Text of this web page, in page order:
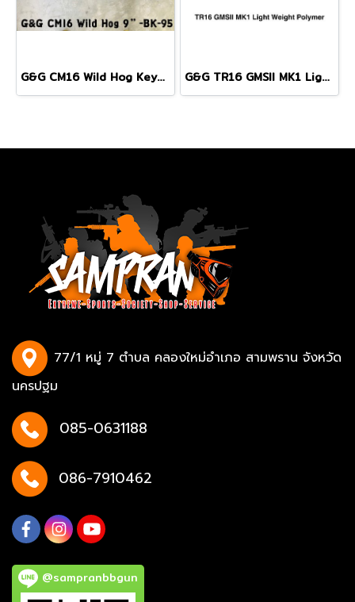
G&G CM16 Wild Hog Keymod Rail 9" Airsoft AEG Black G&G TR16 GMSII MK1 Light Weight Polymer
77/1 หมู่ 7 ตำบล คลองใหม่อำเภอ สามพราน จังหวัด
นครปฐม
085-0631188
086-7910462
@sampranbbgun